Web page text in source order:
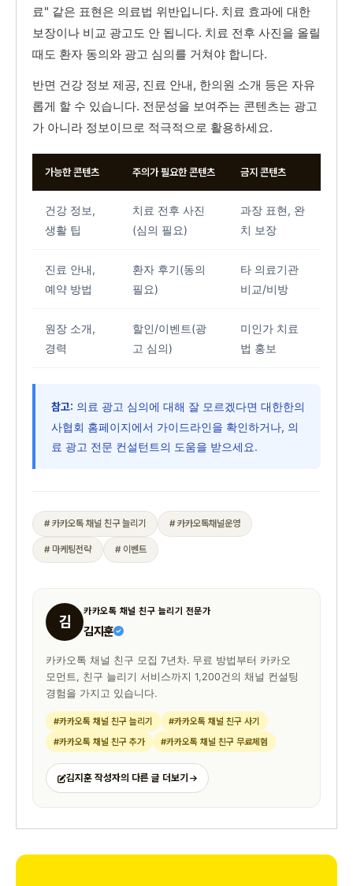
료" 같은 표현은 의료법 위반입니다. 치료 효과에 대한
보장이나 비교 광고도 안 됩니다. 치료 전후 사진을 올릴
때도 환자 동의와 광고 심의를 거쳐야 합니다.
반면 건강 정보 제공, 진료 안내, 한의원 소개 등은 자유
롭게 할 수 있습니다. 전문성을 보여주는 콘텐츠는 광고
가 아니라 정보이므로 적극적으로 활용하세요.
가능한 콘텐츠 주의가 필요한 콘텐츠 금지 콘텐츠
건강 정보,
생활 팁
치료 전후 사진
(심의 필요)
과장 표현, 완
치 보장
진료 안내,
예약 방법
환자 후기(동의
필요)
타 의료기관
비교/비방
원장 소개,
경력
할인/이벤트(광
고 심의)
미인가 치료
법 홍보
참고: 의료 광고 심의에 대해 잘 모르겠다면 대한한의
사협회 홈페이지에서 가이드라인을 확인하거나, 의
료 광고 전문 컨설턴트의 도움을 받으세요.
# 카카오톡 채널 친구 늘리기 # 카카오톡채널운영
# 마케팅전략 # 이벤트
김
카카오톡 채널 친구 늘리기 전문가
김지훈
카카오톡 채널 친구 모집 7년차. 무료 방법부터 카카오
모먼트, 친구 늘리기 서비스까지 1,200건의 채널 컨설팅
경험을 가지고 있습니다.
#카카오톡 채널 친구 늘리기
#카카오톡 채널 친구 사기
#카카오톡 채널 친구 추가
#카카오톡 채널 친구 무료체험
김지훈 작성자의 다른 글 더보기